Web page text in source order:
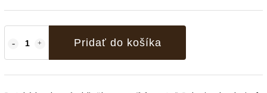
Pridať do košíka